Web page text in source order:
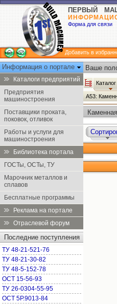
ПЕРВЫЙ
Форма для связи
Добавить в
Информация о портале
Каталоги предприятий
Предприятия
машиностроения
Поставщики проката,
поковок, отливок
Работы и услуги для
машиностроения
Библиотека портала
ГОСТы, ОСТы, ТУ
Марочник металлов и
сплавов
Бесплатные программы
Реклама на портале
Отраслевой форум
Последние поступления
ТУ 48-21-521-76
ТУ 48-21-30-82
ТУ 48-5-152-78
ОСТ 15-56-93
ТУ 26-0304-55-95
ОСТ 5Р.9013-84
Ваше
А53: